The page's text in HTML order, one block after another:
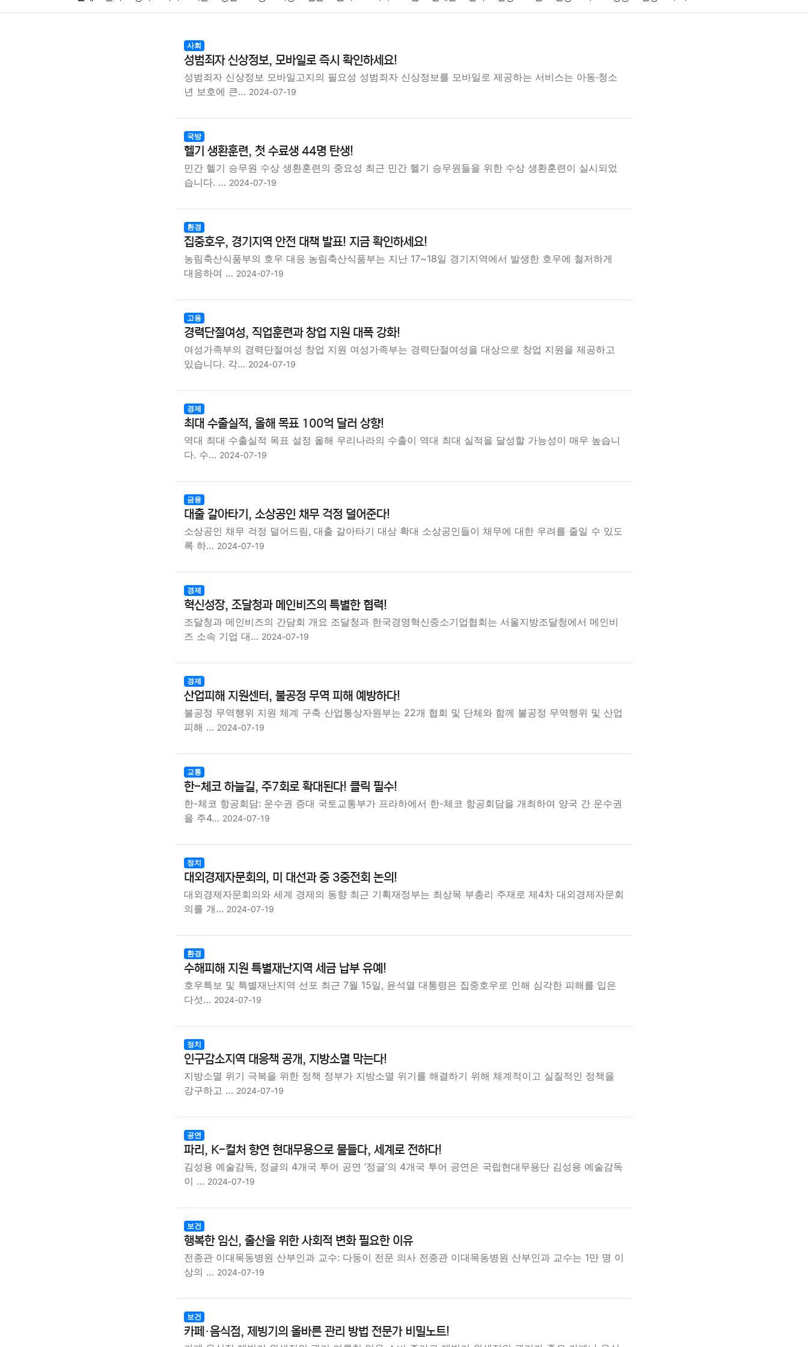
기술 종교 사회 정치 건강 의료 의학 경제
사회
성범죄자 신상정보, 모바일로 즉시 확인하세요!
성범죄자 신상정보 모바일고지의 필요성 성범죄자 신상정보를 모바일로 제공하는 서비스는 아동·청소
년 보호에 큰… 2024-07-19
국방
헬기 생환훈련, 첫 수료생 44명 탄생!
민간 헬기 승무원 수상 생환훈련의 중요성 최근 민간 헬기 승무원들을 위한 수상 생환훈련이 실시되었
습니다. … 2024-07-19
환경
집중호우, 경기지역 안전 대책 발표! 지금 확인하세요!
농림축산식품부의 호우 대응 농림축산식품부는 지난 17~18일 경기지역에서 발생한 호우에 철저하게
대응하여 … 2024-07-19
고용
경력단절여성, 직업훈련과 창업 지원 대폭 강화!
여성가족부의 경력단절여성 창업 지원 여성가족부는 경력단절여성을 대상으로 창업 지원을 제공하고
있습니다. 각… 2024-07-19
경제
최대 수출실적, 올해 목표 100억 달러 상향!
역대 최대 수출실적 목표 설정 올해 우리나라의 수출이 역대 최대 실적을 달성할 가능성이 매우 높습니
다. 수… 2024-07-19
금융
대출 갈아타기, 소상공인 채무 걱정 덜어준다!
소상공인 채무 걱정 덜어드림, 대출 갈아타기 대상 확대 소상공인들이 채무에 대한 우려를 줄일 수 있도
록 하… 2024-07-19
경제
혁신성장, 조달청과 메인비즈의 특별한 협력!
조달청과 메인비즈의 간담회 개요 조달청과 한국경영혁신중소기업협회는 서울지방조달청에서 메인비
즈 소속 기업 대… 2024-07-19
경제
산업피해 지원센터, 불공정 무역 피해 예방하다!
불공정 무역행위 지원 체계 구축 산업통상자원부는 22개 협회 및 단체와 함께 불공정 무역행위 및 산업
피해 … 2024-07-19
교통
한-체코 하늘길, 주7회로 확대된다! 클릭 필수!
한-체코 항공회담: 운수권 증대 국토교통부가 프라하에서 한-체코 항공회담을 개최하여 양국 간 운수권
을 주4… 2024-07-19
정치
대외경제자문회의, 미 대선과 중 3중전회 논의!
대외경제자문회의와 세계 경제의 동향 최근 기획재정부는 최상목 부총리 주재로 제4차 대외경제자문회
의를 개… 2024-07-19
환경
수해피해 지원 특별재난지역 세금 납부 유예!
호우특보 및 특별재난지역 선포 최근 7월 15일, 윤석열 대통령은 집중호우로 인해 심각한 피해를 입은
다섯… 2024-07-19
정치
인구감소지역 대응책 공개, 지방소멸 막는다!
지방소멸 위기 극복을 위한 정책 정부가 지방소멸 위기를 해결하기 위해 체계적이고 실질적인 정책을
강구하고 … 2024-07-19
공연
파리, K-컬처 향연 현대무용으로 물들다, 세계로 전하다!
김성용 예술감독, 정글의 4개국 투어 공연 ‘정글’의 4개국 투어 공연은 국립현대무용단 김성용 예술감독
이 … 2024-07-19
보건
행복한 임신, 출산을 위한 사회적 변화 필요한 이유
전종관 이대목동병원 산부인과 교수: 다둥이 전문 의사 전종관 이대목동병원 산부인과 교수는 1만 명 이
상의 … 2024-07-19
보건
카페·음식점, 제빙기의 올바른 관리 방법 전문가 비밀노트!